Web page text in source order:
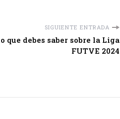
SIGUIENTE ENTRADA
que debes saber sobre la Liga
FUTVE 2024